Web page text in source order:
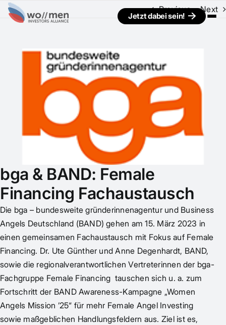
Jetzt dabei sein!
Previous Next
bga & BAND: Female
Financing Fachaustausch
Die bga – bundesweite gründerinnenagenturund Business
Angels Deutschland (BAND) gehen am 15. März 2023 in
einen gemeinsamen Fachaustausch mit Fokus auf Female
Financing. Dr. Ute Günther und Anne Degenhardt, BAND,
sowie die regionalverantwortlichen Vertreterinnen der bga-
Fachgruppe Female Financing tauschen sich u. a. zum
Fortschritt der BAND Awareness-Kampagne „Women
Angels Mission ’25“ für mehr Female Angel Investing
sowie maßgeblichen Handlungsfeldern aus. Ziel ist es,